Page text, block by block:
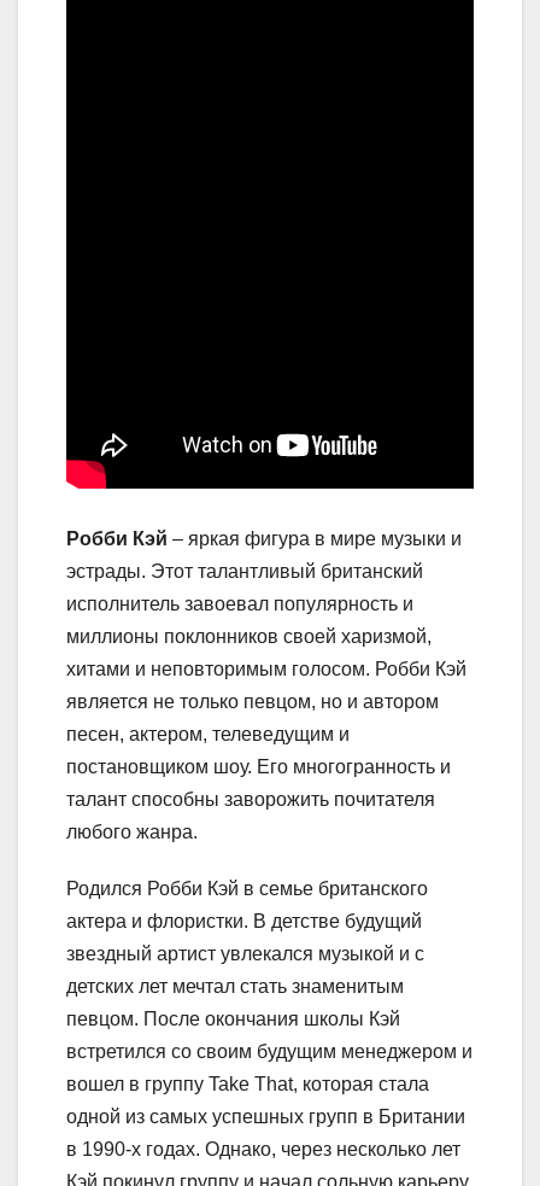
Робби Кэй – яркая фигура в мире музыки и
эстрады. Этот талантливый британский
исполнитель завоевал популярность и
миллионы поклонников своей харизмой,
хитами и неповторимым голосом. Робби Кэй
является не только певцом, но и автором
песен, актером, телеведущим и
постановщиком шоу. Его многогранность и
талант способны заворожить почитателя
любого жанра.
Родился Робби Кэй в семье британского
актера и флористки. В детстве будущий
звездный артист увлекался музыкой и с
детских лет мечтал стать знаменитым
певцом. После окончания школы Кэй
встретился со своим будущим менеджером и
вошел в группу Take That, которая стала
одной из самых успешных групп в Британии
в 1990-х годах. Однако, через несколько лет
Кэй покинул группу и начал сольную карьеру.